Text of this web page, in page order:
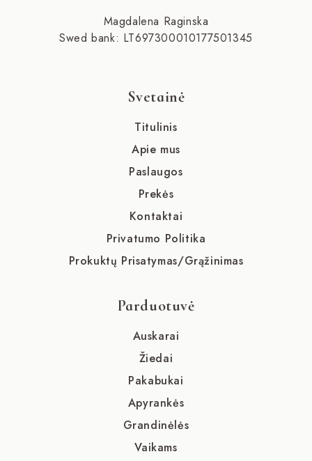
Magdalena Raginska
Swed bank: LT697300010177501345
Svetainė
Titulinis
Apie mus
Paslaugos
Prekės
Kontaktai
Privatumo Politika
Prokuktų Prisatymas/Grąžinimas
Parduotuvė
Auskarai
Žiedai
Pakabukai
Apyrankės
Grandinėlės
Vaikams